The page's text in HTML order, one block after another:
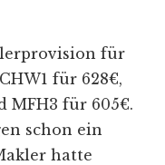
für
für 628€,
MFH3 für 605€.
schon ein
hatte